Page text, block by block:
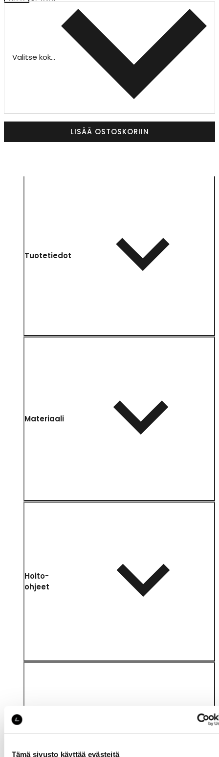
Tämä sivusto käyttää evästeitä
Valitse koko
LISÄÄ OSTOSKORIIN
Tuotetiedot
Materiaali
Hoito-
ohjeet